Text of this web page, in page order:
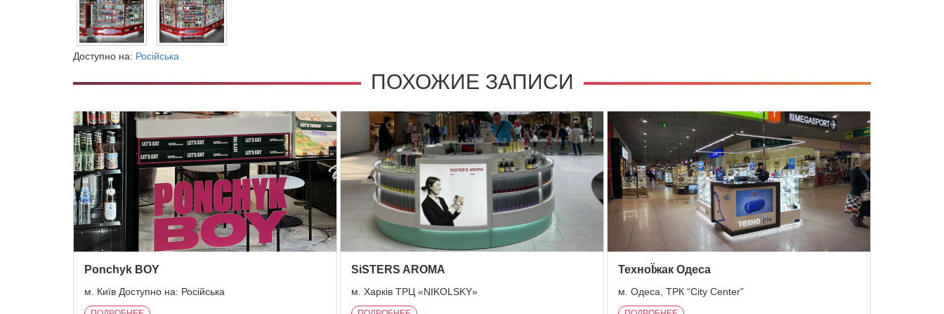
Доступно на: Російська
ПОХОЖИЕ ЗАПИСИ
Ponchyk BOY
м. Київ Доступно на: Російська
SiSTERS AROMA
м. Харків ТРЦ «NIKOLSKY»
ТехноЇжак Одеса
м. Одеса, ТРК “City Center”